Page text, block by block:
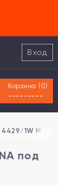
Вход
Корзина ( 0)
---------
1W
под